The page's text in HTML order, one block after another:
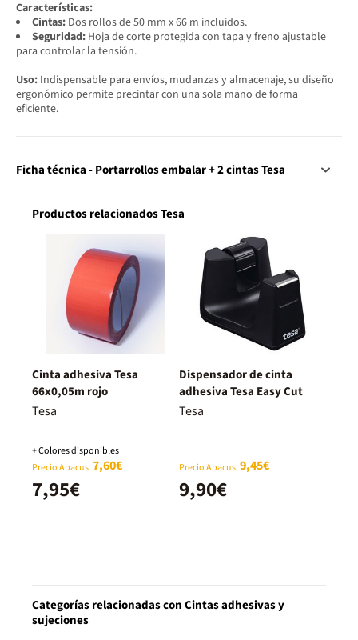
Características:
Cintas: Dos rollos de 50 mm x 66 m incluidos.
Seguridad: Hoja de corte protegida con tapa y freno ajustable
para controlar la tensión.
Uso: Indispensable para envíos, mudanzas y almacenaje, su diseño
ergonómico permite precintar con una sola mano de forma
eficiente.
Ficha técnica - Portarrollos embalar + 2 cintas Tesa
Productos relacionados Tesa
Cinta adhesiva Tesa
66x0,05m rojo
Tesa
+ Colores disponibles
Precio Abacus 7,60€
7,95€
Dispensador de cinta
adhesiva Tesa Easy Cut
Tesa
Precio Abacus 9,45€
9,90€
Categorías relacionadas con Cintas adhesivas y
sujeciones